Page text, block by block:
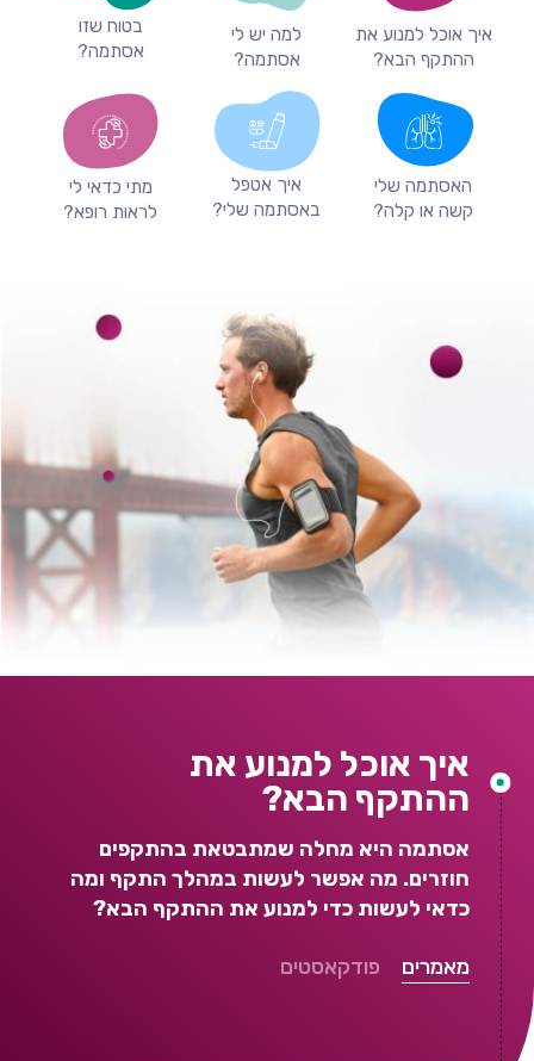
איך אוכל למנוע את
ההתקף הבא?
למה יש לי
אסתמה?
בטוח שזו
אסתמה?
האסתמה שלי
קשה או קלה?
איך אטפל
באסתמה שלי?
מתי כדאי לי
לראות רופא?
איך אוכל למנוע את
ההתקף הבא?
אסתמה היא מחלה שמתבטאת בהתקפים
חוזרים. מה אפשר לעשות במהלך התקף ומה
כדאי לעשות כדי למנוע את ההתקף הבא?
מאמרים פודקאסטים